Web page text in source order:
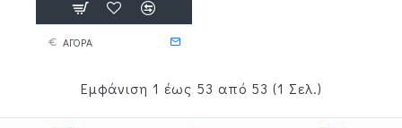
ΑΓΟΡΑ
Εμφάνιση 1 έως 53 από 53 (1 Σελ.)